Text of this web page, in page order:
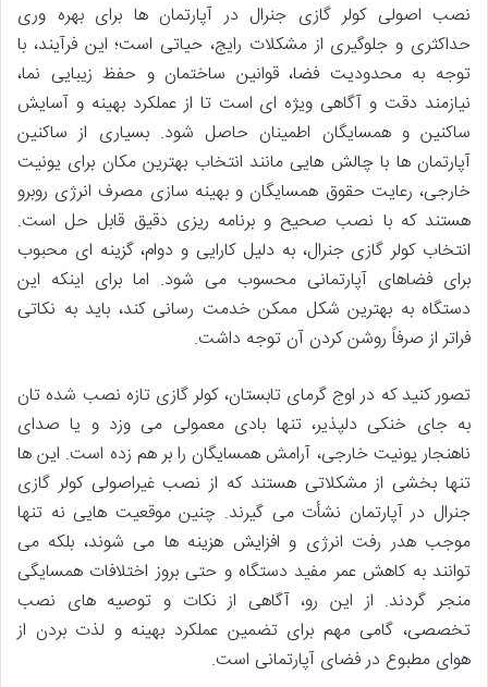
نصب اصولی کولر گازی جنرال در آپارتمان ها برای بهره وری
حداکثری و جلوگیری از مشکلات رایج، حیاتی است؛ این فرآیند، با
توجه به محدودیت فضا، قوانین ساختمان و حفظ زیبایی نما،
نیازمند دقت و آگاهی ویژه ای است تا از عملکرد بهینه و آسایش
ساکنین و همسایگان اطمینان حاصل شود. بسیاری از ساکنین
آپارتمان ها با چالش هایی مانند انتخاب بهترین مکان برای یونیت
خارجی، رعایت حقوق همسایگان و بهینه سازی مصرف انرژی روبرو
هستند که با نصب صحیح و برنامه ریزی دقیق قابل حل است.
انتخاب کولر گازی جنرال، به دلیل کارایی و دوام، گزینه ای محبوب
برای فضاهای آپارتمانی محسوب می شود. اما برای اینکه این
دستگاه به بهترین شکل ممکن خدمت رسانی کند، باید به نکاتی
فراتر از صرفاً روشن کردن آن توجه داشت.
تصور کنید که در اوج گرمای تابستان، کولر گازی تازه نصب شده تان
به جای خنکی دلپذیر، تنها بادی معمولی می وزد و یا صدای
ناهنجار یونیت خارجی، آرامش همسایگان را بر هم زده است. این ها
تنها بخشی از مشکلاتی هستند که از نصب غیراصولی کولر گازی
جنرال در آپارتمان نشأت می گیرند. چنین موقعیت هایی نه تنها
موجب هدر رفت انرژی و افزایش هزینه ها می شوند، بلکه می
توانند به کاهش عمر مفید دستگاه و حتی بروز اختلافات همسایگی
منجر گردند. از این رو، آگاهی از نکات و توصیه های نصب
تخصصی، گامی مهم برای تضمین عملکرد بهینه و لذت بردن از
هوای مطبوع در فضای آپارتمانی است.